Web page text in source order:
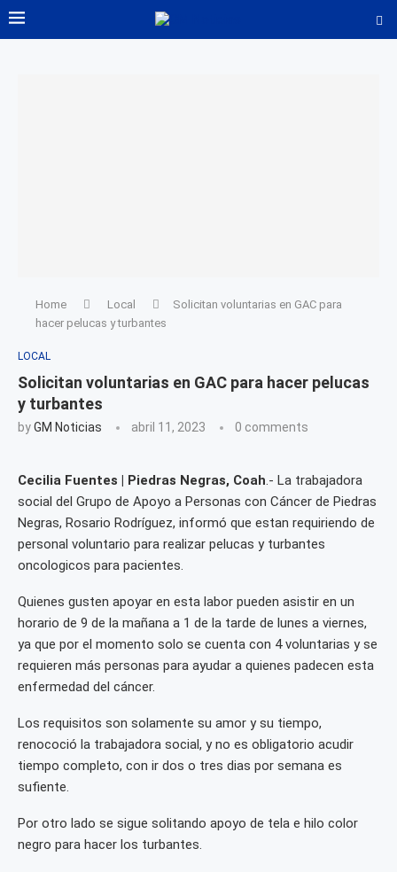
Home Local
Solicitan voluntarias en GAC para
hacer pelucas y turbantes
LOCAL
Solicitan voluntarias en GAC para hacer pelucas
y turbantes
byGM Noticias abril 11, 2023 0 comments
Cecilia Fuentes | Piedras Negras, Coah.- La trabajadora
social del Grupo de Apoyo a Personas con Cáncer de Piedras
Negras, Rosario Rodríguez, informó que estan requiriendo de
personal voluntario para realizar pelucas y turbantes
oncologicos para pacientes.
Quienes gusten apoyar en esta labor pueden asistir en un
horario de 9 de la mañana a 1 de la tarde de lunes a viernes,
ya que por el momento solo se cuenta con 4 voluntarias y se
requieren más personas para ayudar a quienes padecen esta
enfermedad del cáncer.
Los requisitos son solamente su amor y su tiempo,
renococió la trabajadora social, y no es obligatorio acudir
tiempo completo, con ir dos o tres dias por semana es
sufiente.
Por otro lado se sigue solitando apoyo de tela e hilo color
negro para hacer los turbantes.